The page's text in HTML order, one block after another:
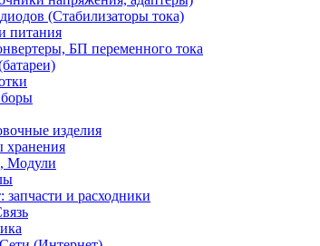
(Стабилизаторы тока)
питания
БП переменного тока
изделия
хранения
Модули
запчасти и расходники